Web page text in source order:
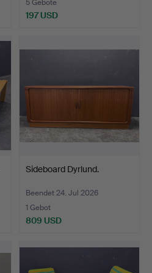
5 Gebote
197 USD
Sideboard Dyrlund.
Beendet 24. Jul 2026
1 Gebot
809 USD